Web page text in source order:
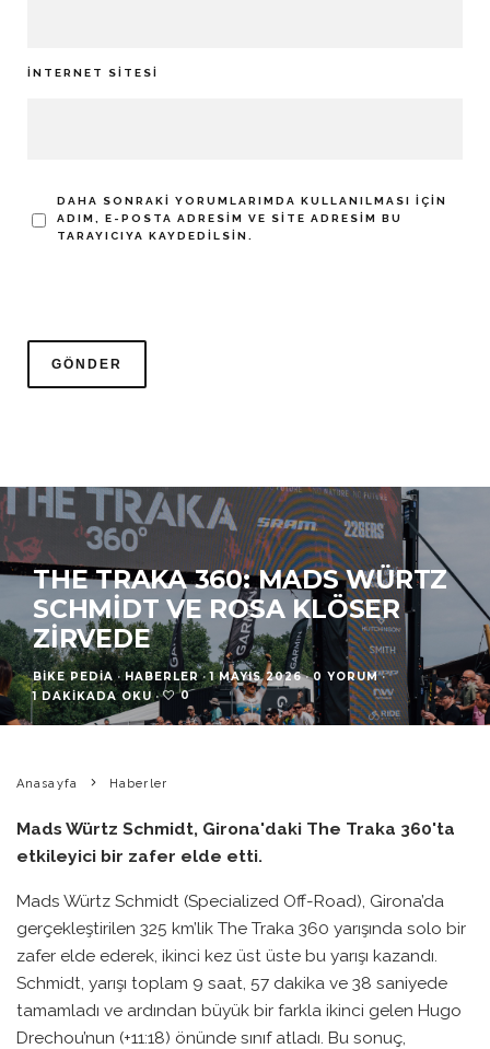
İNTERNET SITESI
DAHA SONRAKI YORUMLARIMDA KULLANILMASI IÇIN
ADIM, E-POSTA ADRESIM VE SITE ADRESIM BU
TARAYICIYA KAYDEDILSIN.
THE TRAKA 360: MADS WÜRTZ
SCHMIDT VE ROSA KLÖSER
ZIRVEDE
BIKE PEDIA · HABERLER · 1 MAYIS 2026 · 0 YORUM ·
1 DAKIKADA OKU · 0
Anasayfa Haberler
Mads Würtz Schmidt, Girona'daki The Traka 360'ta
etkileyici bir zafer elde etti.
Mads Würtz Schmidt (Specialized Off-Road), Girona’da
gerçekleştirilen 325 km’lik The Traka 360 yarışında solo bir
zafer elde ederek, ikinci kez üst üste bu yarışı kazandı.
Schmidt, yarışı toplam 9 saat, 57 dakika ve 38 saniyede
tamamladı ve ardından büyük bir farkla ikinci gelen Hugo
Drechou’nun (+11:18) önünde sınıf atladı. Bu sonuç,